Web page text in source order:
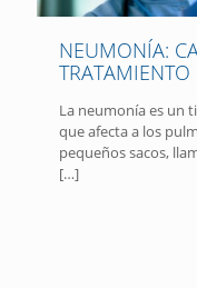
NEUMONÍA:
TRATAMIENTO
La neumonía es un
que afecta a los
pequeños sacos,
[…]